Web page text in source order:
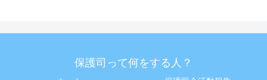
保護司って何をする人？